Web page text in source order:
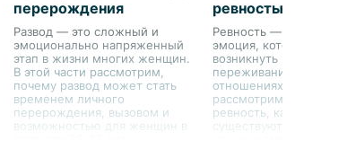
перерождения
Развод — это сложный и
эмоционально напряженный
этап в жизни многих женщин.
В этой части рассмотрим,
почему развод может стать
временем личного
перерождения, вызовом и
возможностью для женщин в
ревностью
Ревность — это
эмоция, которая
возникнуть из-за
переживания угрозы в
отношениях. В первой
рассмотрим, что такое
ревность, какие её
существуют и как она